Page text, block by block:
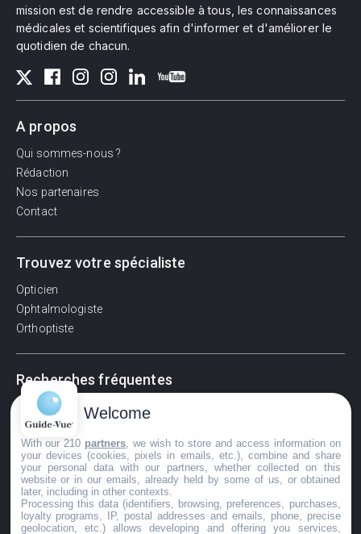
mission est de rendre accessible à tous, les connaissances
médicales et scientifiques afin d'informer et d'améliorer le
quotidien de chacun.
A propos
Qui sommes-nous ?
Rédaction
Nos partenaires
Contact
Trouvez votre spécialiste
Opticien
Ophtalmologiste
Orthoptiste
Recherches fréquentes
Pathologies adultes
Signes d'une urgence ophtalmologique
La vision
Acuité visuelle
Myosis / mydriase
Œdème oculaire
Welcome
With our 210 partners , we wish to store and access information on
your devices (cookies, pixels in emails, etc.), combine and share
your personal data with our partners, whether collected on this
website or in our emails, already held by some of us, or obtained
later, including in other contexts.
Processing this data (identifiers, browsing, preferences, purchases,
loyalty programs, IP, postal addresses and emails, phone, precise
geolocation, etc.) allows developing and offering you services,